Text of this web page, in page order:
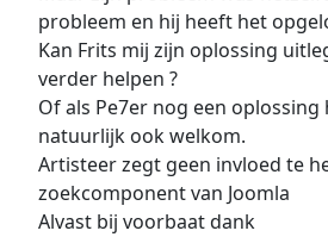
probleem en hij heeft het
Kan Frits mij zijn oplossing
verder helpen ?
Of als Pe7er nog een oplossing
natuurlijk ook welkom.
Artisteer zegt geen invloed te
zoekcomponent van Joomla
Alvast bij voorbaat dank